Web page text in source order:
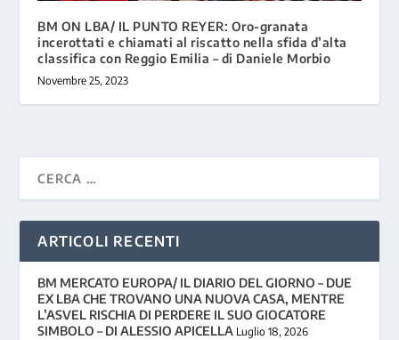
BM ON LBA/ IL PUNTO REYER: Oro-granata
incerottati e chiamati al riscatto nella sfida d’alta
classifica con Reggio Emilia – di Daniele Morbio
Novembre 25, 2023
ARTICOLI RECENTI
BM MERCATO EUROPA/ IL DIARIO DEL GIORNO – DUE
EX LBA CHE TROVANO UNA NUOVA CASA, MENTRE
L’ASVEL RISCHIA DI PERDERE IL SUO GIOCATORE
SIMBOLO – DI ALESSIO APICELLA Luglio 18, 2026